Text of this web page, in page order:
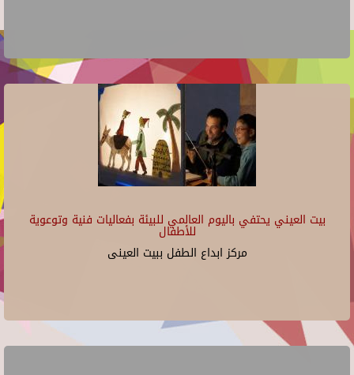
بيت العيني يحتفي باليوم العالمي للبيئة بفعاليات فنية وتوعوية
للأطفال
مركز ابداع الطفل ببيت العينى